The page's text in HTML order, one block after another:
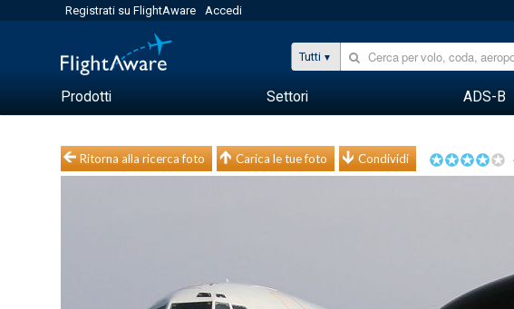
Registrati su FlightAware Accedi
Tutti
Prodotti Settori ADS-B
Ritorna alla ricerca foto Carica le tue foto Condividi